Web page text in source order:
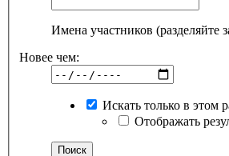
Имена участников (разделяйте
Новее чем:
Искать только в этом
Отображать